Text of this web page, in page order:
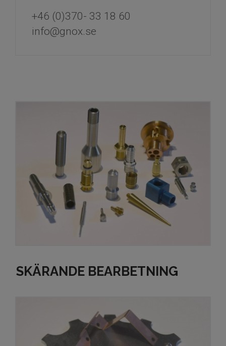
+46 (0)370- 33 18 60
info@gnox.se
SKÄRANDE BEARBETNING